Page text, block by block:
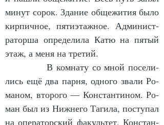
ми­нут со­рок. Зда­ние об­ще­жи­тия бы­ло
кир­пич­ное, пя­ти­э­таж­ное. Ад­ми­нист­
ра­тор­ша опре­де­ли­ла Ка­тю на пя­тый
этаж, а ме­ня на тре­тий.
лись ещё два пар­ня, од­но­го зва­ли Ро­
ма­ном, вто­ро­го — Кон­стан­ти­ном. Ро­
ман был из Ниж­не­го Та­ги­ла, по­сту­пал
на опе­ра­тор­ский фа­куль­тет, Кон­стан­